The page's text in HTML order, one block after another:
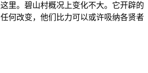
。碧山村概况上变化不大。它开辟的
何改变，他们比力可以或许吸纳各贤者